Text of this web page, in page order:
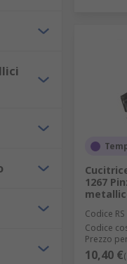
1267
Codice RS
Codice
Prezzo
10,40 €